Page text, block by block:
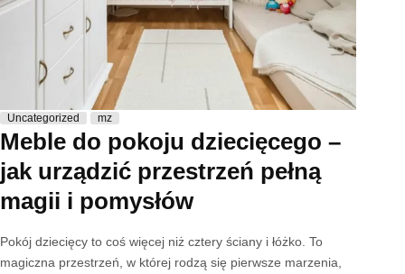
Uncategorized mz
Meble do pokoju dziecięcego –
jak urządzić przestrzeń pełną
magii i pomysłów
Pokój dziecięcy to coś więcej niż cztery ściany i łóżko. To
magiczna przestrzeń, w której rodzą się pierwsze marzenia,